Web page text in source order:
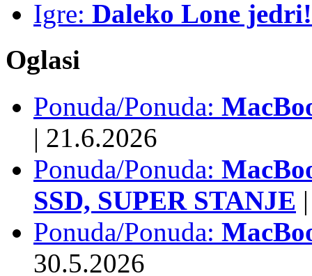
Igre: Daleko Lone jedri!
Oglasi
Ponuda/Ponuda:
| 21.6.2026
Ponuda/Ponuda:
SSD, SUPER STANJE |
Ponuda/Ponuda:
30.5.2026